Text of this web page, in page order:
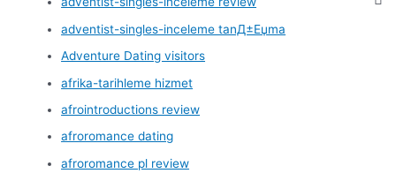
adventist-singles-inceleme tanД±Еџma
Adventure Dating visitors
afrika-tarihleme hizmet
afrointroductions review
afroromance dating
afroromance pl review